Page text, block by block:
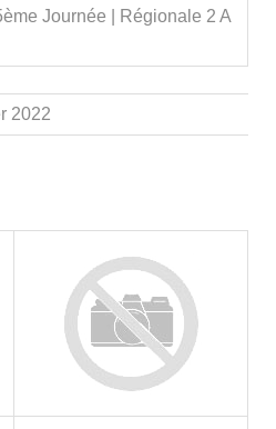
Journée | Régionale 2 A
2022